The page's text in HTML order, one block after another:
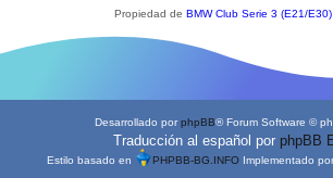
Propiedad de BMW Club Serie 3 (E21/
Desarrollado porphpBB® Forum Software ©
Traducción al español por phpBB
Estilo basado en PHPBB-BG.INFOImplementado